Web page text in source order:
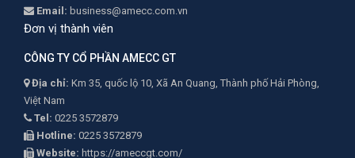
Email: business@amecc.com.vn
Đơn vị thành viên
CÔNG TY CỔ PHẦN AMECC GT
Địa chỉ: Km 35, quốc lộ 10, Xã An Quang, Thành phố Hải Phòng,
Việt Nam
Tel: 0225 3572879
Hotline: 0225 3572879
Website: https://ameccgt.com/